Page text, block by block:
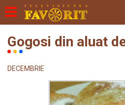
Gogosi din aluat
DECEMBRIE